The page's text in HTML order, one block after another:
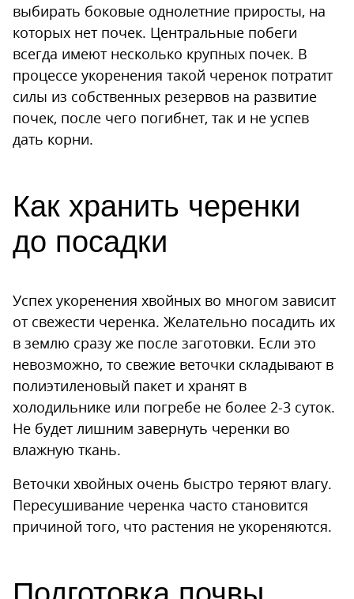
выбирать боковые однолетние приросты, на
которых нет почек. Центральные побеги
всегда имеют несколько крупных почек. В
процессе укоренения такой черенок потратит
силы из собственных резервов на развитие
почек, после чего погибнет, так и не успев
дать корни.
Как хранить черенки
до посадки
Успех укоренения хвойных во многом зависит
от свежести черенка. Желательно посадить их
в землю сразу же после заготовки. Если это
невозможно, то свежие веточки складывают в
полиэтиленовый пакет и хранят в
холодильнике или погребе не более 2-3 суток.
Не будет лишним завернуть черенки во
влажную ткань.
Веточки хвойных очень быстро теряют влагу.
Пересушивание черенка часто становится
причиной того, что растения не укореняются.